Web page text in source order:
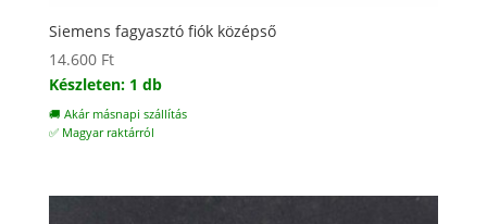
Siemens fagyasztó fiók középső
14.600 Ft
Készleten: 1 db
🚚 Akár másnapi szállítás
✅ Magyar raktárról